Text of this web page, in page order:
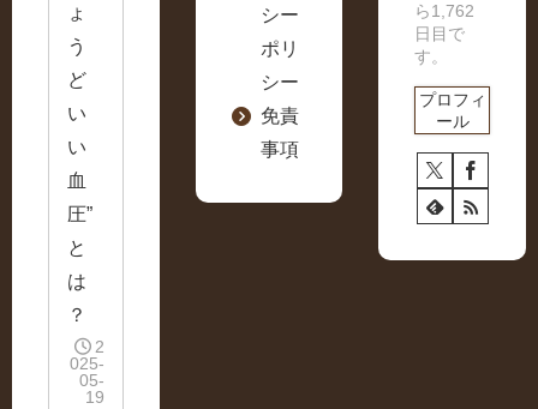
ょ
う
ど
い
い
血
圧”
と
は
？
2
025-
05-
19
シー
ポリ
シー
免責
事項
ら1,762
日目で
す。
プロフィ
ール